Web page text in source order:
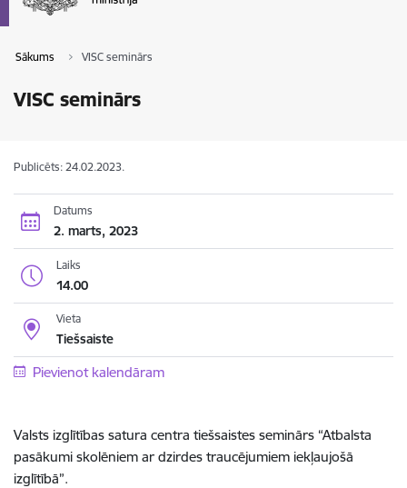
Sākums VISC seminārs
VISC seminārs
Publicēts: 24.02.2023.
Datums
2. marts, 2023
Laiks
14.00
Vieta
Tiešsaiste
Pievienot kalendāram
Valsts izglītības satura centra tiešsaistes seminārs “Atbalsta
pasākumi skolēniem ar dzirdes traucējumiem iekļaujošā
izglītībā”.